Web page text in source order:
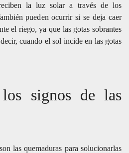
la luz solar a través de los
pueden ocurrir si se deja caer
el riego, ya que las gotas sobrantes
cuando el sol incide en las gotas
los signos de las
las quemaduras para solucionarlas